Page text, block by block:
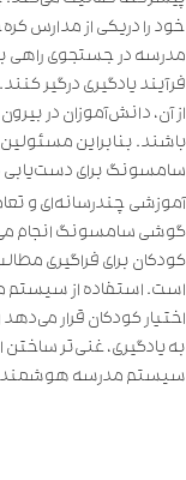
مدرسه در جستجوی راهی
فرآیند یادگیری درگیر
از آن، دانش‌آموزان در
باشند. بنابراین
سامسونگ برای دست‌یابی
آموزشی چندرسانه‌ای و
گوشی سامسونگ انجام
کودکان برای فراگیری
است. استفاده از سیستم
اختیار کودکان قرار
به یادگیری، غنی‌تر ساختن
سیستم مدرسه